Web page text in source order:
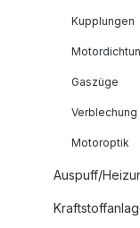
Kupplungen
Gaszüge
Verblechung
Motoroptik
Auspuff/